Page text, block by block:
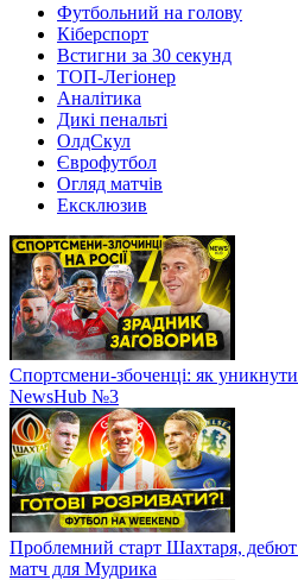
Футбольний на голову
Кіберспорт
Встигни за 30 секунд
ТОП-Легіонер
Аналітика
Дикі пенальті
ОлдСкул
Єврофутбол
Огляд матчів
Ексклюзив
Спортсмени-збоченці: як уникнути
NewsHub №3
Проблемний старт Шахтаря,
матч для Мудрика